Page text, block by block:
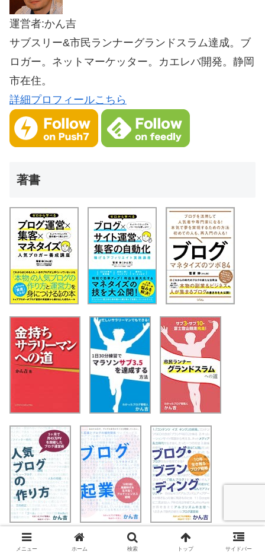
運営者:かん吉
サブスリー&市民ランナーグランドスラム達成。ブ
ロガー。ネットマーケッター。カエレバ開発。静岡
市在住。
詳細プロフィールこちら
著書
詳しくは Amazon著者ページ
メニュー ホーム 検索 トップ サイドバー